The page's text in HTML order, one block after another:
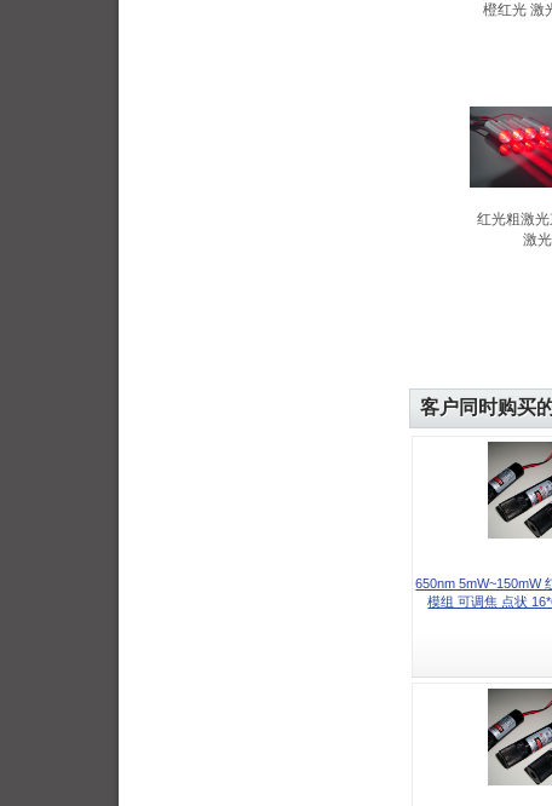
橙红光 激
红光粗激
激
客户同时购买
650nm 5mW~150mW
模组 可调焦 点状